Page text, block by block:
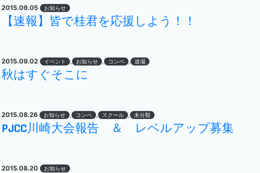
2015.09.05 お知らせ
【速報】皆で桂君を応援しよう！！
2015.09.02 イベント , お知らせ , コンペ , 道場
秋はすぐそこに
2015.08.26 お知らせ , コンペ , スクール , 未分類
PJCC川崎大会報告 ＆ レベルアップ募集
2015.08.20 お知らせ